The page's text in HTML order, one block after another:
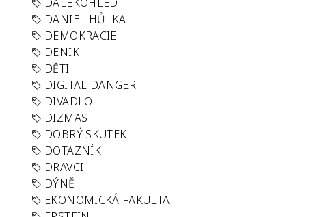
DANIEL HŮLKA
DEMOKRACIE
DENIK
DĚTI
DIGITAL DANGER
DIVADLO
DIZMAS
DOBRÝ SKUTEK
DOTAZNÍK
DRAVCI
DÝNĚ
EKONOMICKÁ FAKULTA